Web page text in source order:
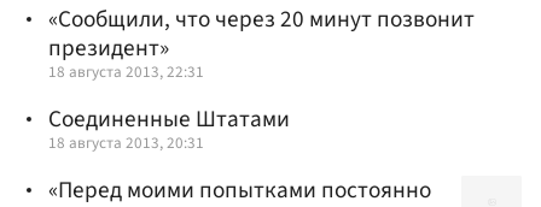
«Сообщили, что через 20 минут позвонит
президент»
18 августа 2013, 22:31
Соединенные Штатами
18 августа 2013, 20:31
«Перед моими попытками постоянно